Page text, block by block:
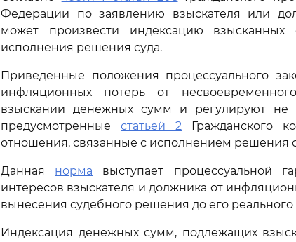
Федерации по заявлению взыскателя или
может произвести индексацию
исполнения решения суда.
Приведенные положения процессуального
инфляционных потерь от
взыскании денежных сумм и регулируют не
предусмотренные статьей 2 Гражданского
отношения, связанные с исполнением решения
Данная норма выступает процессуальной
интересов взыскателя и должника от
вынесения судебного решения до его
Индексация денежных сумм, подлежащих